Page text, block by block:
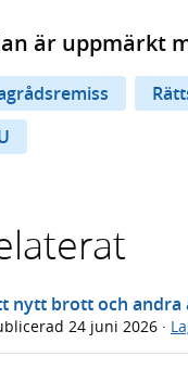
är uppmärkt
nytt brott och
24 juni 2026 ·